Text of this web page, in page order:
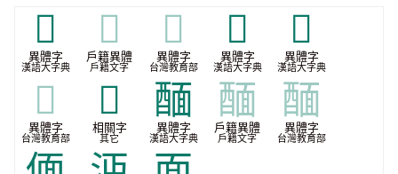
𨟺
異體字
漢語大字典
𨟺
戶籍異體
戶籍文字
𨟺
異體字
台灣教育部
𨡞
異體字
漢語大字典
𩈳
異體字
漢語大字典
𩈳
異體字
台灣教育部
𭰫
相關字
其它
䤄
異體字
漢語大字典
䤄
戶籍異體
戶籍文字
䤄
異體字
台灣教育部